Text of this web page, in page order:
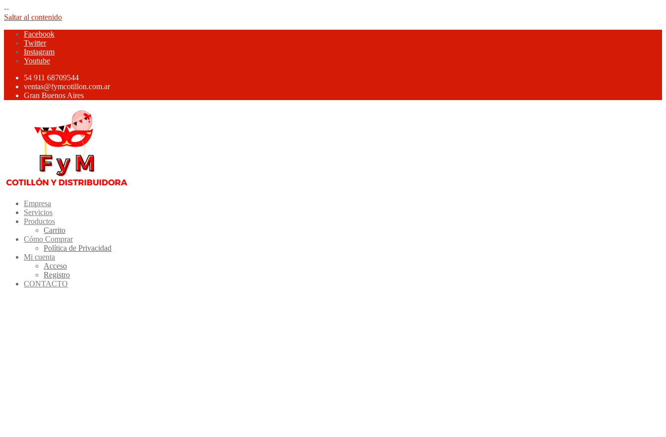
--
Saltar al contenido
Facebook
Twitter
Instagram
Youtube
54 911 68709544
ventas@fymcotillon.com.ar
Gran Buenos Aires
Empresa
Servicios
Productos
Carrito
Cómo Comprar
Política de Privacidad
Mi cuenta
Acceso
Registro
CONTACTO